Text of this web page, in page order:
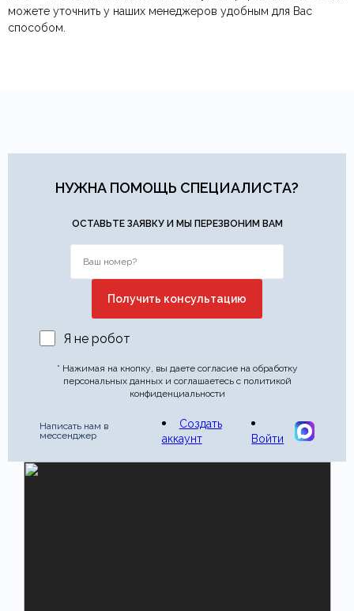
можете уточнить у наших менеджеров удобным для Вас
способом.
Тип продажи Под заказ
Этот отзыв основан на моём опыте и выражает моё личное
Отправить отзыв
НУЖНА ПОМОЩЬ СПЕЦИАЛИСТА?
ОСТАВЬТЕ ЗАЯВКУ И МЫ ПЕРЕЗВОНИМ ВАМ
Я не робот
* Нажимая на кнопку, вы даете согласие на обработку
персональных данных и соглашаетесь с политикой
конфиденциальности
Написать нам в
мессенджер
Создать
аккаунт
Войти